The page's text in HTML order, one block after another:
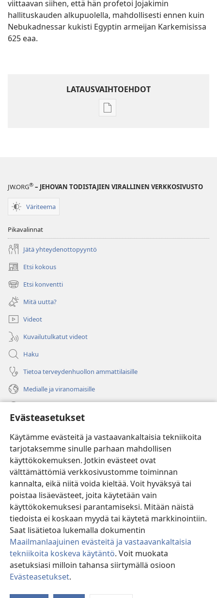
Evästeasetukset
Käytämme evästeitä ja vastaavankaltaisia tekniikoita
tarjotaksemme sinulle parhaan mahdollisen
käyttökokemuksen. Jotkin evästeet ovat
välttämättömiä verkkosivustomme toiminnan
kannalta, eikä niitä voida kieltää. Voit hyväksyä tai
poistaa lisäevästeet, joita käytetään vain
käyttökokemuksesi parantamiseksi. Mitään näistä
tiedoista ei koskaan myydä tai käytetä markkinointiin.
Saat lisätietoa lukemalla dokumentin
Maailmanlaajuinen evästeitä ja vastaavankaltaisia
tekniikoita koskeva käytäntö. Voit muokata
asetuksiasi milloin tahansa siirtymällä osioon
Evästeasetukset.
viittaavan siihen, että hän profetoi Jojakimin
hallituskauden alkupuolella, mahdollisesti ennen kuin
Nebukadnessar kukisti Egyptin armeijan Karkemisissa
625 eaa.
LATAUSVAIHTOEHDOT
Julkaisujen
JW.ORG® – JEHOVAN TODISTAJIEN VIRALLINEN VERKKOSIVUSTO
Väriteema
Pikavalinnat
Jätä yhteydenottopyyntö
Etsi kokous
(avaa
uuden
ikkunan)
Etsi konventti
(avaa
uuden
ikkunan)
Mitä uutta?
Videot
Kuvailutulkatut videot
Haku
Tietoa terveydenhuollon ammattilaisille
Medialle ja viranomaisille
(avaa
uuden
ikkunan)Vartiotornin VERKKOKIRJASTO
(avaa
uuden
ikkunan)JW Hub ®
(avaa
uuden
ikkunan)
®
Watchtower Library
Copyright
© 2026 Watch Tower Bible and Tract Society of Pennsylvania.
KÄYTTÖEHDOT|TIETOSUOJAKÄYTÄNTÖ